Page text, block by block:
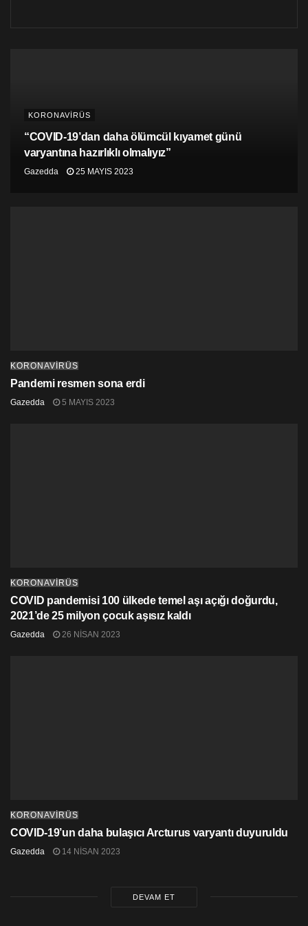
KORONAVİRÜS
“COVID-19’dan daha ölümcül kıyamet günü
varyantına hazırlıklı olmalıyız”
Gazedda 25 MAYIS 2023
KORONAVİRÜS
Pandemi resmen sona erdi
Gazedda 5 MAYIS 2023
KORONAVİRÜS
COVID pandemisi 100 ülkede temel aşı açığı doğurdu,
2021’de 25 milyon çocuk aşısız kaldı
Gazedda 26 NISAN 2023
KORONAVİRÜS
COVID-19’un daha bulaşıcı Arcturus varyantı duyuruldu
Gazedda 14 NISAN 2023
DEVAM ET